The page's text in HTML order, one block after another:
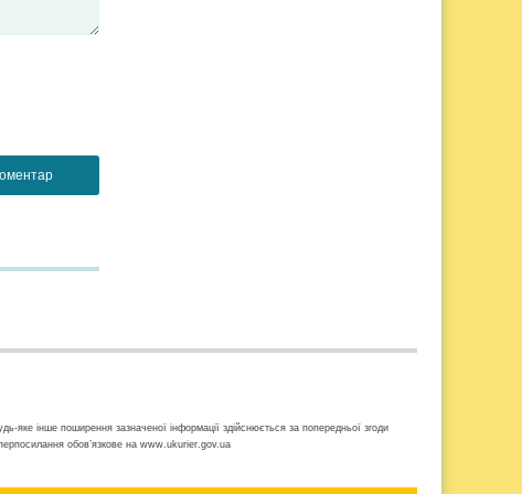
інше поширення зазначеної інформації здійснюється за попередньої згоди
обов’язкове на www.ukurier.gov.ua